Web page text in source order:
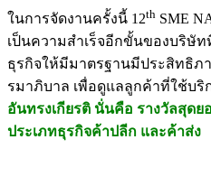
ในการจัดงานครั้งนี้ 12th SME
เป็นความสำเร็จอีกขั้นของบริษั
ธุรกิจให้มีมาตรฐานมีประสิทธิภ
รมาภิบาล เพื่อดูแลลูกค้าที่ใช้บริ
อันทรงเกียรติ นั่นคือ รางวัลสุดย
ประเภทธุรกิจค้าปลีก และค้าส่ง